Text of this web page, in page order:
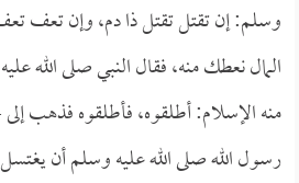
وسلم: إن تقتل تقتل ذا دم، وإن تعف
المال نعطك منه، فقال النبي صلى الله
منه الإسلام: أطلقوه، فأطلقوه فذهب
رسول الله صلى الله عليه وسلم أن